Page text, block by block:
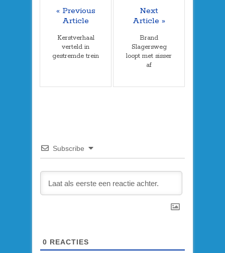
« Previous
Article
Kerstverhaal
verteld in
gestremde trein
Next
Article »
Brand
Slagersweg
loopt met sisser
af
Subscribe
0 REACTIES